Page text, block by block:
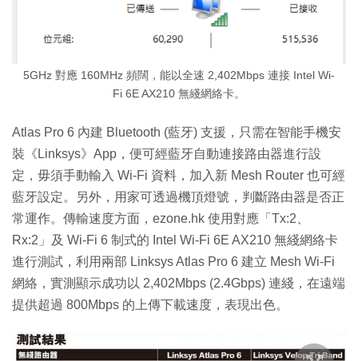
5GHz 對應 160MHz 頻闊，能以全速 2,402Mbps 連接 Intel Wi-
Fi 6E AX210 無綫網絡卡。
Atlas Pro 6 內建 Bluetooth (藍牙) 支援，只需在智能手機安
裝《Linksys》App，便可經藍牙自動連接路由器進行設
定，毋須手動輸入 Wi-Fi 資料，加入新 Mesh Router 也可經
藍牙設定。另外，用家可透過機頂燈號，判斷路由器是否正
常運作。傳輸速度方面，ezone.hk 使用對應「Tx:2、
Rx:2」及 Wi-Fi 6 制式的 Intel Wi-Fi 6E AX210 無綫網絡卡
進行測試，利用兩部 Linksys Atlas Pro 6 建立 Mesh Wi-Fi
網絡，實測顯示成功以 2,402Mbps (2.4Gbps) 連綫，在遠端
提供超過 800Mbps 的上傳下載速度，表現出色。